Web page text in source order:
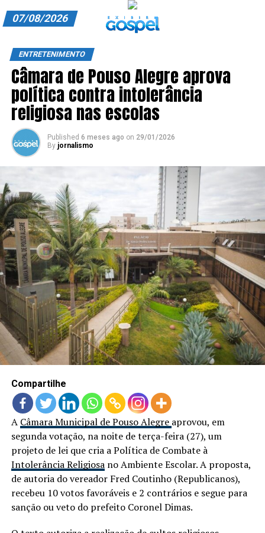
ANUNCIE CONOSCO
CARRINHO
EDITORIAL
ENTREVISTAS
EXPEDIENTE
FINALIZAR COMPRA
HOME
LANÇAMENTOS
07/08/2026
ENTRETENIMENTO
Câmara de Pouso Alegre aprova
política contra intolerância
religiosa nas escolas
Published 6 meses ago on 29/01/2026
By jornalismo
Compartilhe
A Câmara Municipal de Pouso Alegre aprovou, em
segunda votação, na noite de terça-feira (27), um
projeto de lei que cria a Política de Combate à
Intolerância Religiosano Ambiente Escolar. A proposta,
de autoria do vereador Fred Coutinho (Republicanos),
recebeu 10 votos favoráveis e 2 contrários e segue para
sanção ou veto do prefeito Coronel Dimas.